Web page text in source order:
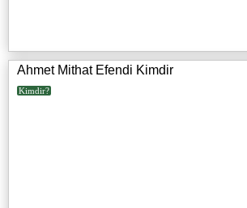
Ahmet Mithat Efendi Kimdir
Kimdir?